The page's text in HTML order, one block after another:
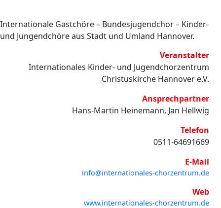
Internationale Gastchöre – Bundesjugendchor – Kinder-
und Jungendchöre aus Stadt und Umland Hannover.
Veranstalter
Internationales Kinder- und Jugendchorzentrum
Christuskirche Hannover e.V.
Ansprechpartner
Hans-Martin Heinemann, Jan Hellwig
Telefon
0511-64691669
E-Mail
info@internationales-chorzentrum.de
Web
www.internationales-chorzentrum.de